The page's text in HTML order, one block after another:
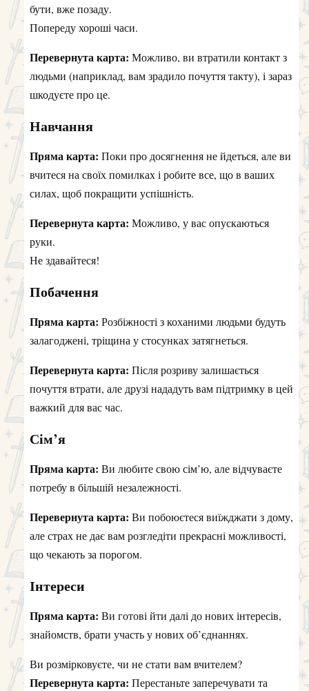
бути, вже позаду.
Попереду хороші часи.
Перевернута карта: Можливо, ви втратили контакт з
людьми (наприклад, вам зрадило почуття такту), і зараз
шкодуєте про це.
Навчання
Пряма карта: Поки про досягнення не йдеться, але ви
вчитеся на своїх помилках і робите все, що в ваших
силах, щоб покращити успішність.
Перевернута карта: Можливо, у вас опускаються
руки.
Не здавайтеся!
Побачення
Пряма карта: Розбіжності з коханими людьми будуть
залагоджені, тріщина у стосунках затягнеться.
Перевернута карта: Після розриву залишається
почуття втрати, але друзі нададуть вам підтримку в цей
важкий для вас час.
Сім’я
Пряма карта: Ви любите свою сім’ю, але відчуваєте
потребу в більшій незалежності.
Перевернута карта: Ви побоюєтеся виїжджати з дому,
але страх не дає вам розгледіти прекрасні можливості,
що чекають за порогом.
Інтереси
Пряма карта: Ви готові йти далі до нових інтересів,
знайомств, брати участь у нових об’єднаннях.
Ви розмірковуєте, чи не стати вам вчителем?
Перевернута карта: Перестаньте заперечувати та